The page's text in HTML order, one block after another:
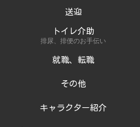
送迎
トイレ介助
排尿、排便のお手伝い
就職、転職
その他
キャラクター紹介